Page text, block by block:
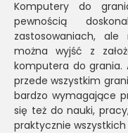
Komputery do
pewnością
zastosowaniach,
można wyjść z
komputera do grania.
przede wszystkim
bardzo wymagające
się też do nauki,
praktycznie